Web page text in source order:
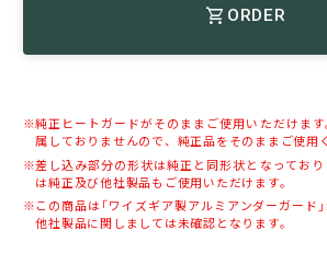
ORDER
純正ヒートガードがそのままご使用いただけま
属しておりませんので、純正品をそのままご使用
差し込み部分の形状は純正と同形状となってお
は純正及び他社製品もご使用いただけます。
この商品は「ワイズギア製アルミアンダーガード
他社製品に関しましては未確認となります。